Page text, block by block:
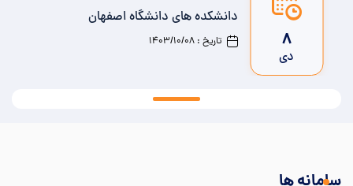
8
دی
دانشکده های دانشگاه اصفهان
تاریخ : 1403/10/08